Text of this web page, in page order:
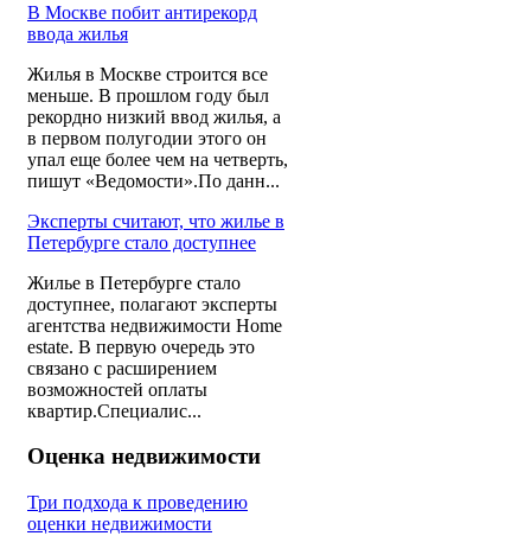
В Москве побит антирекорд
ввода жилья
Жилья в Москве строится все
меньше. В прошлом году был
рекордно низкий ввод жилья, а
в первом полугодии этого он
упал еще более чем на четверть,
пишут «Ведомости».По данн...
Эксперты считают, что жилье в
Петербурге стало доступнее
Жилье в Петербурге стало
доступнее, полагают эксперты
агентства недвижимости Home
estate. В первую очередь это
связано с расширением
возможностей оплаты
квартир.Специалис...
Оценка недвижимости
Три подхода к проведению
оценки недвижимости